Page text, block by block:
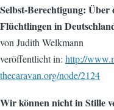
Selbst-Berechtigung: Über
Flüchtlingen in
von Judith Welkmann
veröffentlicht in: http://
thecaravan.org/node/2124
Wir können nicht in Stille